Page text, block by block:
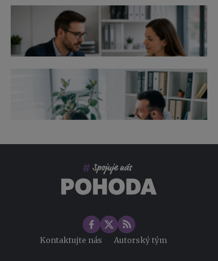
Výpověď ze zdravotních důvodů 2026 – průvodce pro
zaměstnavatele
Kontaktujte nás Autorský tým